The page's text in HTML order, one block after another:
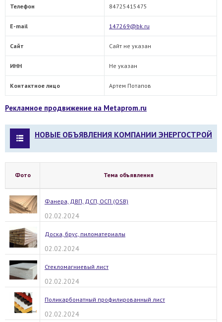
Телефон 84725415475
E-mail 147269@bk.ru
Сайт Сайт не указан
ИНН Не указан
Контактное лицо Артем Потапов
Рекламное продвижение на Metaprom.ru
НОВЫЕ ОБЪЯВЛЕНИЯ КОМПАНИИ ЭНЕРГОСТРОЙ
Фото Тема объявления
Фанера, ДВП, ДСП, ОСП (OSB)
02.02.2024
Доска, брус, пиломатериалы
02.02.2024
Стекломагниевый лист
02.02.2024
Поликарбонатный профилированный лист
02.02.2024